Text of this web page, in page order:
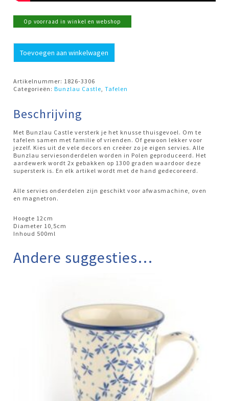
Op voorraad in winkel en webshop
Tulip
500ml
Bunzlau
Castle
Toevoegen aan winkelwagen
Artikelnummer: 1826-3306
Categorieën:Bunzlau Castle ,Tafelen
Beschrijving
Met Bunzlau Castle versterk je het knusse thuisgevoel. Om te
tafelen samen met familie of vrienden. Of gewoon lekker voor
jezelf. Kies uit de vele decors en creëer zo je eigen servies. Alle
Bunzlau serviesonderdelen worden in Polen geproduceerd. Het
aardewerk wordt 2x gebakken op 1300 graden waardoor deze
supersterk is. En elk artikel wordt met de hand gedecoreerd.
Alle servies onderdelen zijn geschikt voor afwasmachine, oven
en magnetron.
Hoogte 12cm
Diameter 10,5cm
Inhoud 500ml
Andere suggesties…